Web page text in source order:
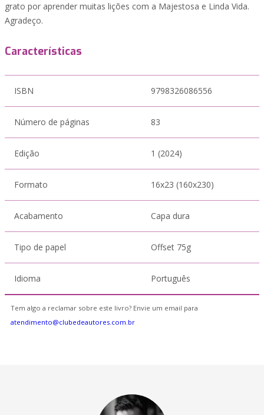
grato por aprender muitas lições com a Majestosa e Linda Vida.
Agradeço.
Características
ISBN 9798326086556
Número de páginas 83
Edição 1 (2024)
Formato 16x23 (160x230)
Acabamento Capa dura
Tipo de papel Offset 75g
Idioma Português
Tem algo a reclamar sobre este livro? Envie um email para
atendimento@clubedeautores.com.br